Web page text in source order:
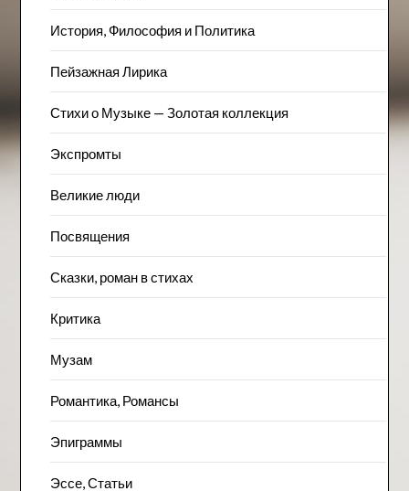
История, Философия и Политика
Пейзажна​я Лирика
Стихи о Музыке — Золотая коллекция
Экспромты
Великие люди
Посвящения
Сказки, роман в стихах
Критика
Музам
Романтика, Романсы
Эпиграммы
Эссе, Статьи